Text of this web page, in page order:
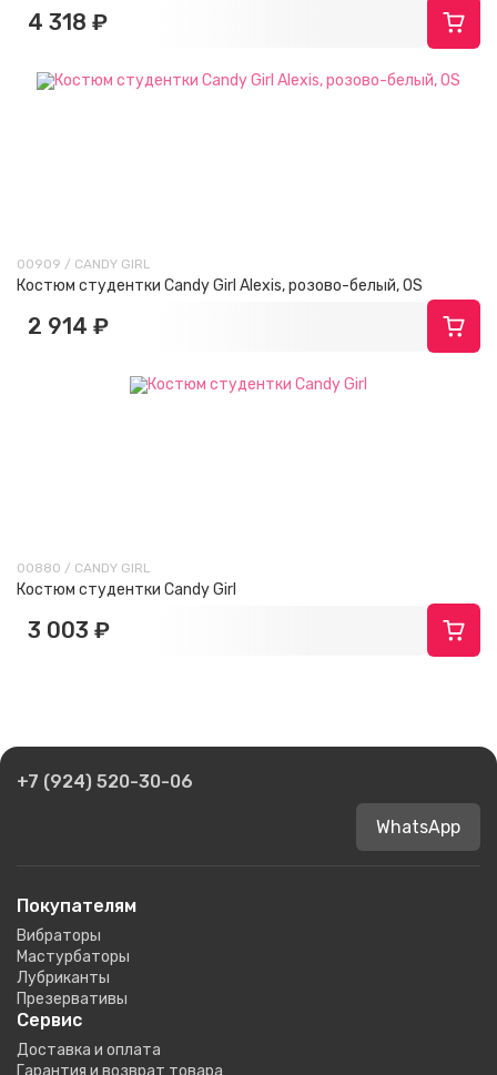
4 318 ₽
00909 / CANDY GIRL
Костюм студентки Candy Girl Alexis, розово-белый, OS
2 914 ₽
00880 / CANDY GIRL
Костюм студентки Candy Girl
3 003 ₽
+7 (924) 520-30-06
WhatsApp
Покупателям
Вибраторы
Мастурбаторы
Лубриканты
Презервативы
Сервис
Доставка и оплата